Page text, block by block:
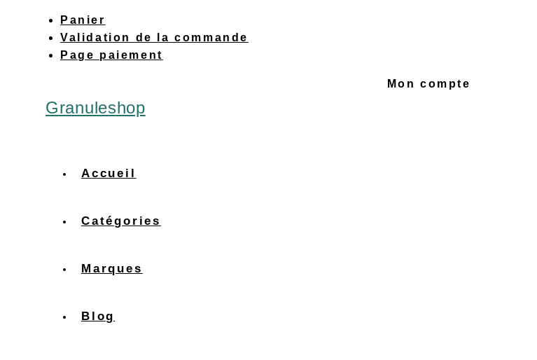
Panier
Validation de la commande
Page paiement
Mon compte
Granuleshop
Accueil
Catégories
Marques
Blog